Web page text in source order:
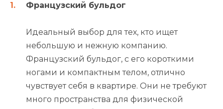
Французский бульдог
Идеальный выбор для тех, кто ищет
небольшую и нежную компанию.
Французский бульдог, с его короткими
ногами и компактным телом, отлично
чувствует себя в квартире. Они не требуют
много пространства для физической